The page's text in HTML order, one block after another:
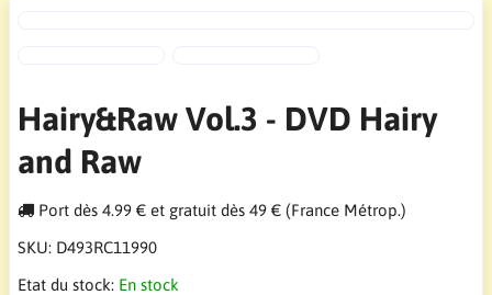
Hairy&Raw Vol.3 - DVD Hairy
and Raw
Port dès 4.99 € et gratuit dès 49 € (France Métrop.)
SKU: D493RC11990
Etat du stock: En stock